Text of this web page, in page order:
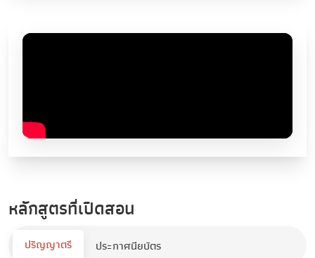
หลักสูตรที่เปิดสอน
ปริญญาตรี ประกาศนียบัตร